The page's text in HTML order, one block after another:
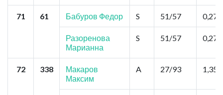
71 61 Бабуров Федор S 51/57 0,27
Разоренова
Марианна
S 51/57 0,27
72 338
Макаров
Максим
A 27/93 1,35